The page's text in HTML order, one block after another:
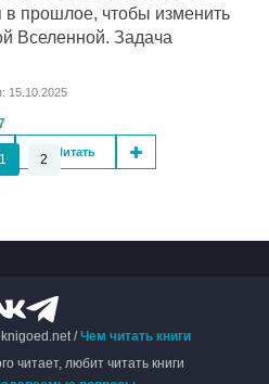
в прошлое, чтобы изменить
Вселенной. Задача
15.10.2025
Читать
1 2
/Чем читать книги
читает, любит читать книги